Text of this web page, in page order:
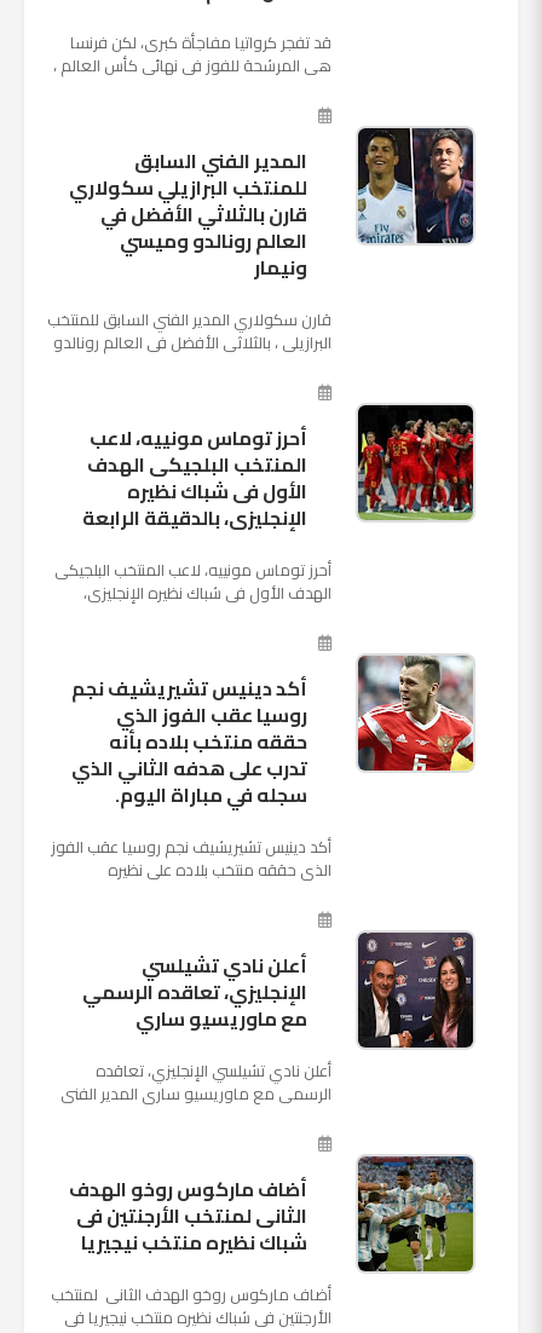
قد تفجر كرواتيا مفاجأة كبرى، لكن فرنسا
هي المرشحة للفوز في نهائي كأس العالم ،
الروسية في يوم شديد الح...
المدير الفني السابق
للمنتخب البرازيلي سكولاري
قارن بالثلاثي الأفضل في
العالم رونالدو وميسي
ونيمار
قارن سكولاري المدير الفني السابق للمنتخب
البرازيلي ، بالثلاثي الأفضل في العالم رونالدو
نجم ...
أحرز توماس مونييه، لاعب
المنتخب البلجيكى الهدف
الأول فى شباك نظيره
الإنجليزى، بالدقيقة الرابعة
أحرز توماس مونييه، لاعب المنتخب البلجيكى
الهدف الأول فى شباك نظيره الإنجليزى،
بينهما حاليا على م...
أكد دينيس تشيريشيف نجم
روسيا عقب الفوز الذي
حققه منتخب بلاده بأنه
تدرب على هدفه الثاني الذي
سجله في مباراة اليوم.
أكد دينيس تشيريشيف نجم روسيا عقب الفوز
الذي حققه منتخب بلاده على نظيره
كأس العالم بأنه تدرب على هد...
أعلن نادي تشيلسي
الإنجليزي، تعاقده الرسمي
مع ماوريسيو ساري
أعلن نادي تشيلسي الإنجليزي، تعاقده
الرسمي مع ماوريسيو ساري المدير الفني
المقبل وخلافة أنطونيو كو...
أضاف ماركوس روخو الهدف
الثانى لمنتخب الأرجنتين فى
شباك نظيره منتخب نيجيريا
أضاف ماركوس روخو الهدف الثانى لمنتخب
الأرجنتين فى شباك نظيره منتخب نيجيريا فى